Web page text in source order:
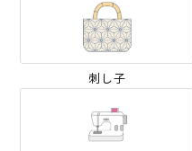
刺し子